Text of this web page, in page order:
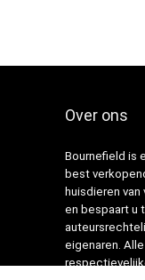
Over ons
Bournefield is
best
huisdieren van
en bespaart u
eigenaren.